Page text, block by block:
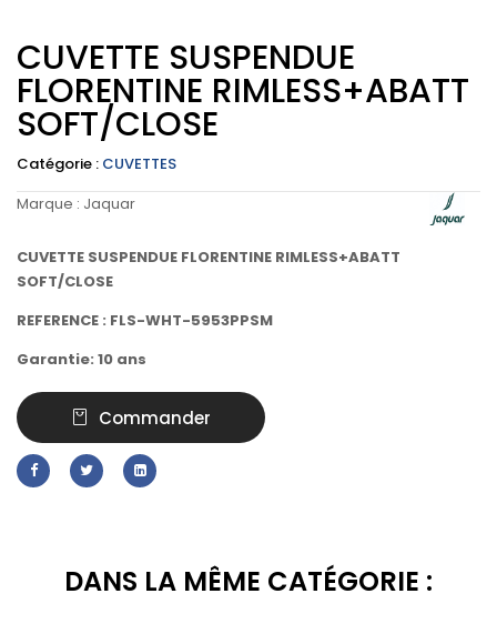
CUVETTE SUSPENDUE
FLORENTINE RIMLESS+ABATT
SOFT/CLOSE
Catégorie : CUVETTES
Marque : Jaquar
CUVETTE SUSPENDUE FLORENTINE RIMLESS+ABATT
SOFT/CLOSE
REFERENCE : FLS-WHT-5953PPSM
Garantie: 10 ans
Commander
DANS LA MÊME CATÉGORIE :